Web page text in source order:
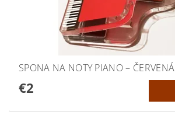
SPONA NA NOTY PIANO – ČERVENÁ
€2